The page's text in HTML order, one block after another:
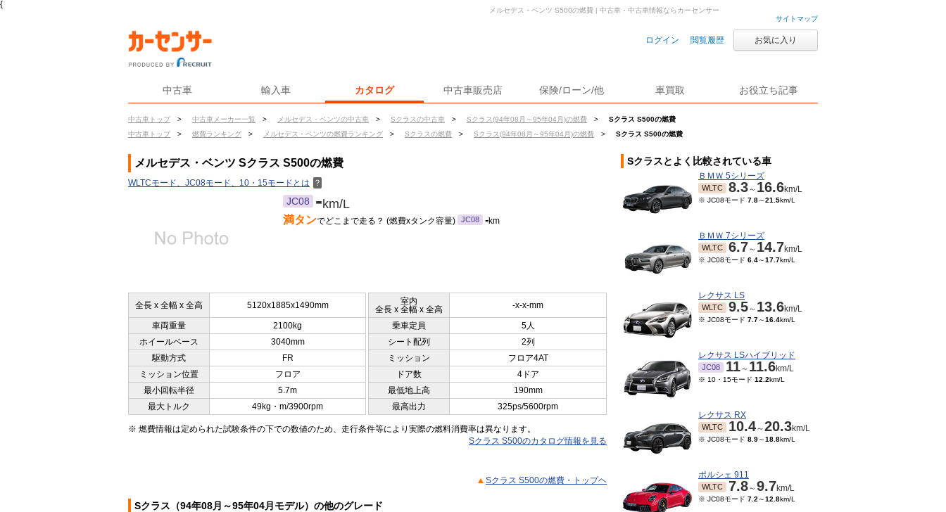
{
サイトマップ
ログイン 閲覧履歴 お気に入り
中古車 輸入車 カタログ 中古車販売店 保険/ローン/他 車買取 お役立ち記事
中古車トップ > 中古車メーカー一覧 > メルセデス・ベンツの中古車 > Sクラスの中古車 > Sクラス(94年08月～95年04月)の燃費 >
Sクラス S500の燃費
中古車トップ
> 燃費ランキング > メルセデス・ベンツの燃費ランキング > Sクラスの燃費 > Sクラス(94年08月～95年04月)の燃費 > Sクラス S500の燃費
メルセデス・ベンツ S500の燃費 | 中古車・中古車情報ならカーセンサー
メルセデス・ベンツ Sクラス S500の燃費
WLTCモード、JC08モード、10・15モードとは ？
JC08 -km/L
満タンでどこまで走る？ (燃費xタンク容量) JC08 -km
全長 x 全幅 x 全高 5120x1885x1490mm
室内
全長 x 全幅 x 全高
-x-x-mm
車両重量 2100kg 乗車定員
5人
ホイールベース
3040mm シート配列
2列
駆動方式
FR ミッション
フロア4AT
ミッション位置
フロア ドア数
4ドア
最小回転半径
5.7m 最低地上高
190mm
最大トルク
49kg・m/3900rpm 最高出力 325ps/5600rpm
※ 燃費情報は定められた試験条件の下での数値のため、走行条件等により実際の燃料消費率は異なります。
Sクラス S500のカタログ情報を見る
Sクラス S500の燃費・トップヘ
Sクラス（94年08月～95年04月モデル）の他のグレード
Sクラスとよく比較されている車
ＢＭＷ 5シリーズ
WLTC 8.3～ 16.6km/L
※ JC08モード 7.8～21.5km/L
ＢＭＷ 7シリーズ
WLTC 6.7～ 14.7km/L
※ JC08モード 6.4～17.7km/L
レクサス LS
WLTC 9.5～ 13.6km/L
※ JC08モード 7.7～16.4km/L
レクサス LSハイブリッド
JC08 11～ 11.6km/L
※ 10・15モード 12.2km/L
レクサス RX
WLTC 10.4～20.3km/L
※ JC08モード 8.9～18.8km/L
ポルシェ 911
WLTC 7.8～9.7km/L
※ JC08モード 7.2 ～12.8km/L